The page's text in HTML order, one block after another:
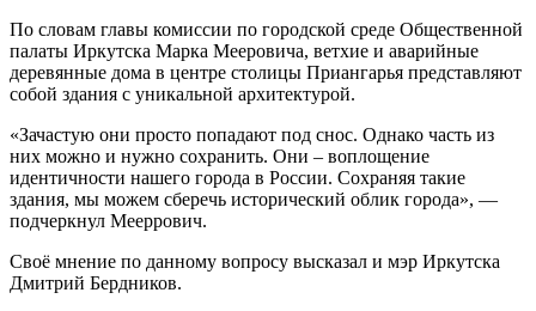
По словам главы комиссии по городской среде Общественной
палаты Иркутска Марка Мееровича, ветхие и аварийные
деревянные дома в центре столицы Приангарья представляют
собой здания с уникальной архитектурой.
«Зачастую они просто попадают под снос. Однако часть из
них можно и нужно сохранить. Они – воплощение
идентичности нашего города в России. Сохраняя такие
здания, мы можем сберечь исторический облик города», —
подчеркнул Мееррович.
Своё мнение по данному вопросу высказал и мэр Иркутска
Дмитрий Бердников.